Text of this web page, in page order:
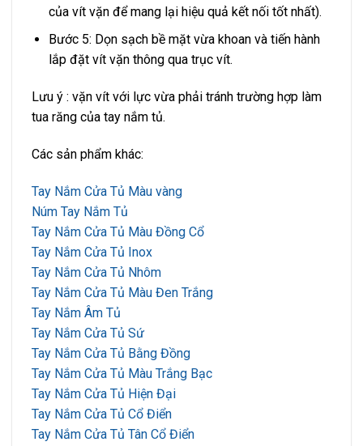
của vít vặn để mang lại hiệu quả kết nối tốt nhất).
Bước 5: Dọn sạch bề mặt vừa khoan và tiến hành
lắp đặt vít vặn thông qua trục vít.
Lưu ý : vặn vít với lực vừa phải tránh trường hợp làm
tua răng của tay nắm tủ.
Các sản phẩm khác:
Tay Nắm Cửa Tủ Màu vàng
Núm Tay Nắm Tủ
Tay Nắm Cửa Tủ Màu Đồng Cổ
Tay Nắm Cửa Tủ Inox
Tay Nắm Cửa Tủ Nhôm
Tay Nắm Cửa Tủ Màu Đen Trắng
Tay Nắm Âm Tủ
Tay Nắm Cửa Tủ Sứ
Tay Nắm Cửa Tủ Bằng Đồng
Tay Nắm Cửa Tủ Màu Trắng Bạc
Tay Nắm Cửa Tủ Hiện Đại
Tay Nắm Cửa Tủ Cổ Điển
Tay Nắm Cửa Tủ Tân Cổ Điển